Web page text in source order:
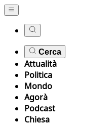
Cerca
Attualità
Politica
Mondo
Agorà
Podcast
Chiesa